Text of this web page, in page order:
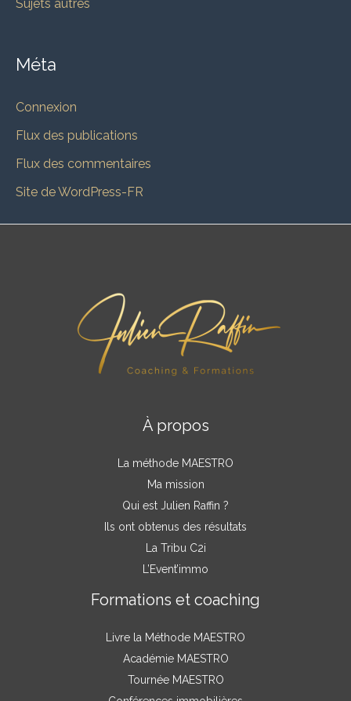
Sujets autres
Méta
Connexion
Flux des publications
Flux des commentaires
Site de WordPress-FR
À propos
La méthode MAESTRO
Ma mission
Qui est Julien Raffin ?
Ils ont obtenus des résultats
La Tribu C2i
L’Event’immo
Formations et coaching
Livre la Méthode MAESTRO
Académie MAESTRO
Tournée MAESTRO